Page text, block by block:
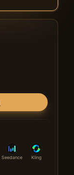
Seedance Kling